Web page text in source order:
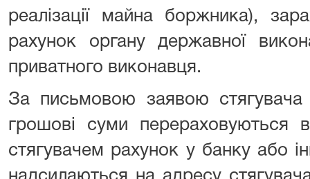
реалізації майна боржника),
рахунок органу державної
приватного виконавця.
За письмовою заявою стягувача
грошові суми перераховуються
стягувачем рахунок у банку або